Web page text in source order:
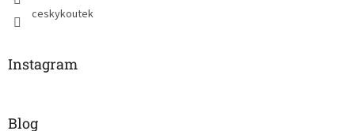
ceskykoutek
Instagram
Blog